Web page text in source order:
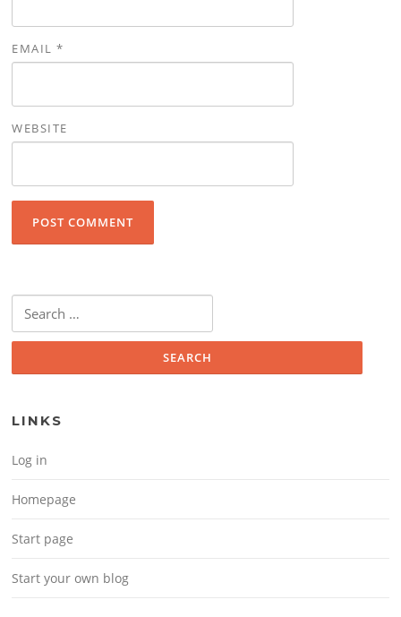
EMAIL*
WEBSITE
Search for:
LINKS
Log in
Homepage
Start page
Start your own blog